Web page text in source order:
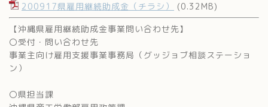
200917県雇用継続助成金（チラシ）
(0.32MB)
【沖縄県雇用継続助成金事業問い合わせ先】
〇受付・問い合わせ先
事業主向け雇用支援事業事務局（グッジョブ相談ステーショ
ン）
〇県担当課